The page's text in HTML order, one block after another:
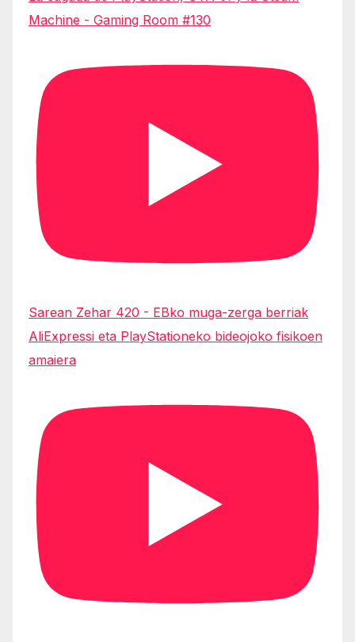
Machine - Gaming Room #130
Sarean Zehar 420 - EBko muga-zerga berriak
AliExpressi eta PlayStationeko bideojoko fisikoen
amaiera